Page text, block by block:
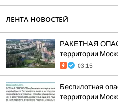
ЛЕНТА НОВОСТЕЙ
РАКЕТНАЯ
территории
03:15
Беспилотная
территории